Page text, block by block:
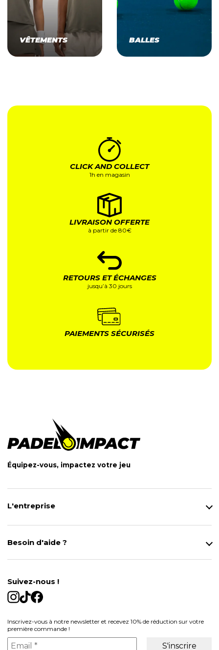
VÊTEMENTS BALLES
CLICK AND COLLECT
1h en magasin
LIVRAISON OFFERTE
à partir de 80€
RETOURS ET ÉCHANGES
jusqu’à 30 jours
PAIEMENTS SÉCURISÉS
Équipez-vous, impactez votre jeu
L'entreprise
Besoin d'aide ?
Contact
Gestion des cookies
Suivez-nous !
Inscrivez-vous à notre newsletter et recevez 10% de réduction sur votre
première commande !